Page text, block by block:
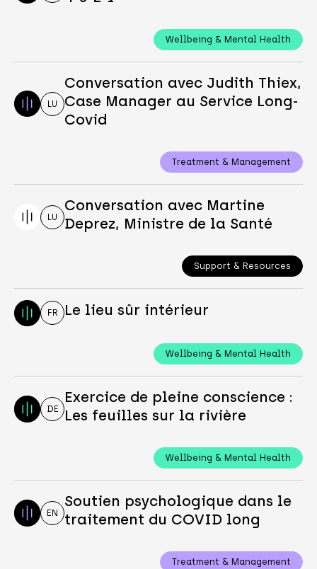
Wellbeing & Mental Health
LU
Conversation avec Judith Thiex,
Case Manager au Service Long-
Covid
Treatment & Management
LU
Conversation avec Martine
Deprez, Ministre de la Santé
Support & Resources
FR Le lieu sûr intérieur
Wellbeing & Mental Health
DE
Exercice de pleine conscience :
Les feuilles sur la rivière
Wellbeing & Mental Health
EN
Soutien psychologique dans le
traitement du COVID long
Treatment & Management